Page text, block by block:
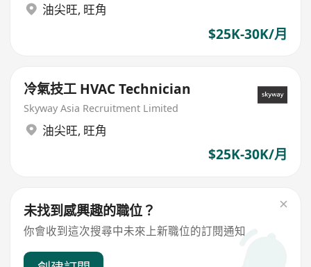
油尖旺, 旺角
$25K-30K/月
冷氣技工 HVAC Technician
Skyway Asia Recruitment Limited
油尖旺, 旺角
$25K-30K/月
未找到感興趣的職位？
你會收到這次搜尋中未來上新職位的訂閱通知